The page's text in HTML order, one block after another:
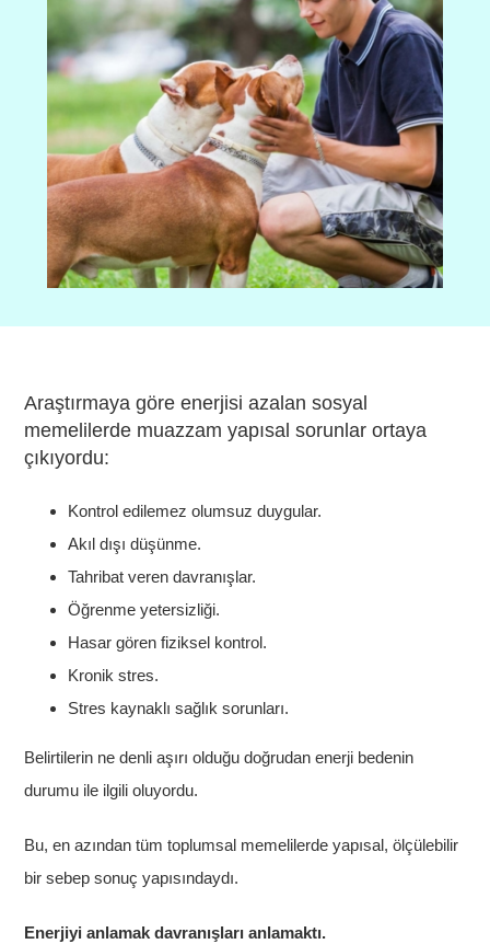
Araştırmaya göre enerjisi azalan sosyal
memelilerde muazzam yapısal sorunlar ortaya
çıkıyordu:
Kontrol edilemez olumsuz duygular.
Akıl dışı düşünme.
Tahribat veren davranışlar.
Öğrenme yetersizliği.
Hasar gören fiziksel kontrol.
Kronik stres.
Stres kaynaklı sağlık sorunları.
Belirtilerin ne denli aşırı olduğu doğrudan enerji bedenin
durumu ile ilgili oluyordu.
Bu, en azından tüm toplumsal memelilerde yapısal, ölçülebilir
bir sebep sonuç yapısındaydı.
Enerjiyi anlamak davranışları anlamaktı.